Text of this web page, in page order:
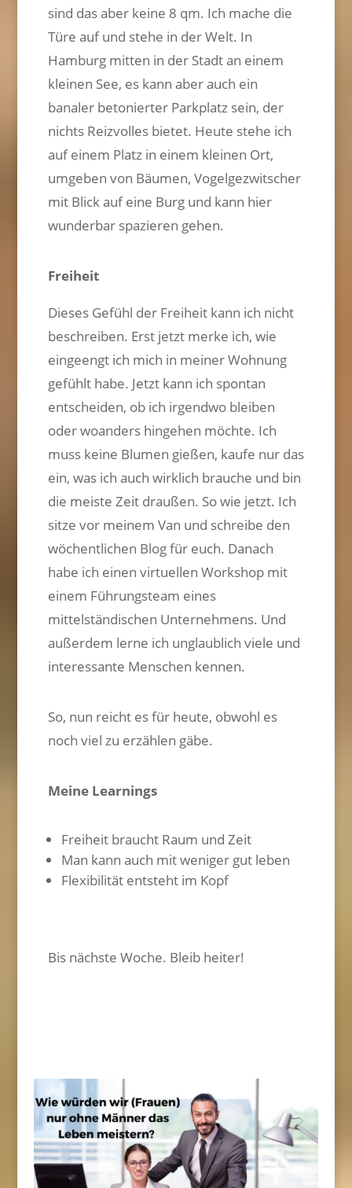
sind das aber keine 8 qm. Ich mache die
Türe auf und stehe in der Welt. In
Hamburg mitten in der Stadt an einem
kleinen See, es kann aber auch ein
banaler betonierter Parkplatz sein, der
nichts Reizvolles bietet. Heute stehe ich
auf einem Platz in einem kleinen Ort,
umgeben von Bäumen, Vogelgezwitscher
mit Blick auf eine Burg und kann hier
wunderbar spazieren gehen.
Freiheit
Dieses Gefühl der Freiheit kann ich nicht
beschreiben. Erst jetzt merke ich, wie
eingeengt ich mich in meiner Wohnung
gefühlt habe. Jetzt kann ich spontan
entscheiden, ob ich irgendwo bleiben
oder woanders hingehen möchte. Ich
muss keine Blumen gießen, kaufe nur das
ein, was ich auch wirklich brauche und bin
die meiste Zeit draußen. So wie jetzt. Ich
sitze vor meinem Van und schreibe den
wöchentlichen Blog für euch. Danach
habe ich einen virtuellen Workshop mit
einem Führungsteam eines
mittelständischen Unternehmens. Und
außerdem lerne ich unglaublich viele und
interessante Menschen kennen.
So, nun reicht es für heute, obwohl es
noch viel zu erzählen gäbe.
Meine Learnings
Freiheit braucht Raum und Zeit
Man kann auch mit weniger gut leben
Flexibilität entsteht im Kopf
Bis nächste Woche. Bleib heiter!